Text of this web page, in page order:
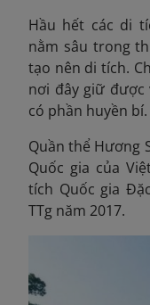
Hầu hết các di
nằm sâu trong
tạo nên di tích.
nơi đây giữ được
có phần huyền bí.
Quần thể Hương
Quốc gia của
tích Quốc gia
TTg năm 2017.